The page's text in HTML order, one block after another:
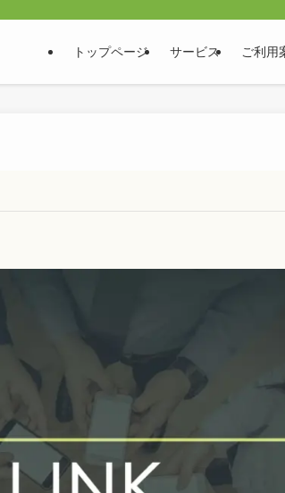
トップページ サービス ご利用